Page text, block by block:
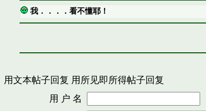
我．．．．看不懂耶！
用文本帖子回复 用所见即所得帖子回复
用 户 名